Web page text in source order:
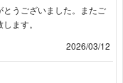
とうございました。またご
ます。
2026/03/12